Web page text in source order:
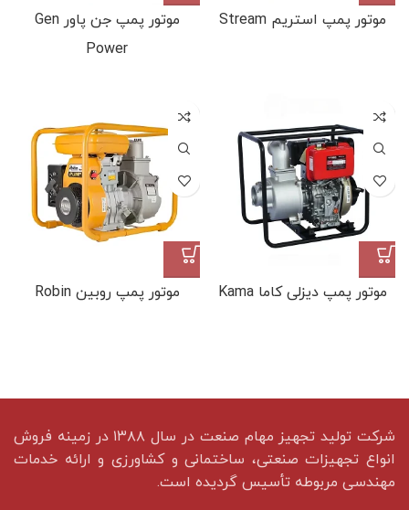
موتور پمپ استریم Stream
موتور پمپ جن پاور Gen
Power
موتور پمپ دیزلی کاما Kama موتور پمپ روبین Robin
شرکت تولید تجهیز مهام صنعت در سال ۱۳۸۸ در زمینه فروش
انواع تجهیزات صنعتی، ساختمانی و کشاورزی و ارائه خدمات
مهندسی مربوطه تأسیس گردیده است.